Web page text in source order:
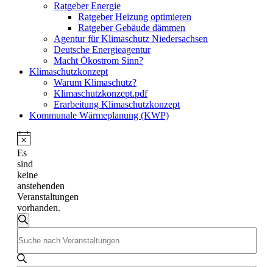
Ratgeber Energie
Ratgeber Heizung optimieren
Ratgeber Gebäude dämmen
Agentur für Klimaschutz Niedersachsen
Deutsche Energieagentur
Macht Ökostrom Sinn?
Klimaschutzkonzept
Warum Klimaschutz?
Klimaschutzkonzept.pdf
Erarbeitung Klimaschutzkonzept
Kommunale Wärmeplanung (KWP)
Es
sind
keine
anstehenden
Veranstaltungen
vorhanden.
Veranstaltungen
Suche
und
Suche
Schlüsselwort
eingeben.
Suche